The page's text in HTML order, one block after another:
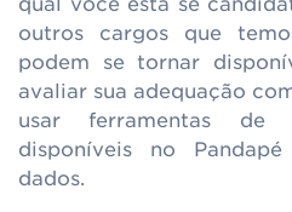
outros cargos que
podem se tornar
avaliar sua adequação
usar ferramentas de
disponíveis no
dados.